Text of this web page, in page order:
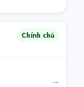
Chính chủ
→